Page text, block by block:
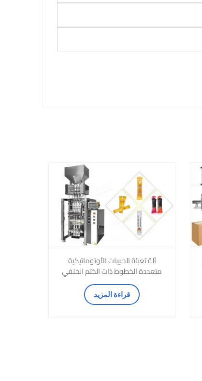
آلة تعبئة الحبيبات الأوتوماتيكية
متعددة الخطوط ذات الختم الخلفي
قراءة المزيد